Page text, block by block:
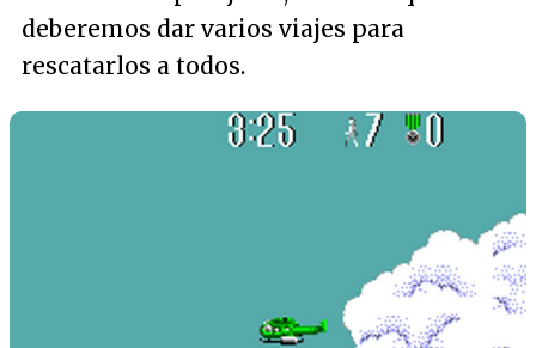
deberemos dar varios viajes para
rescatarlos a todos.